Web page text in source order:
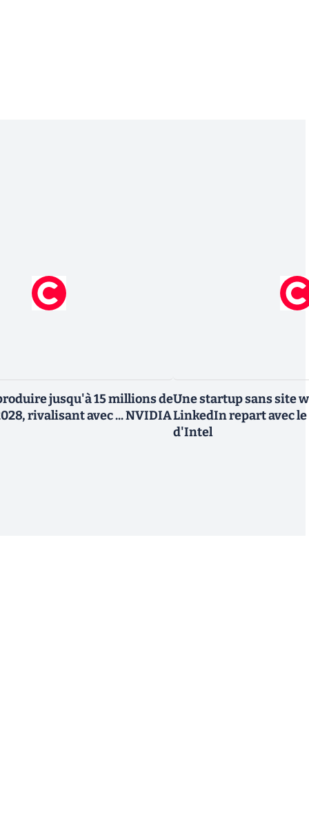
jusqu'à 15 millions de
rivalisant avec ... NVIDIA
Une startup sans site
LinkedIn repart avec le
d'Intel